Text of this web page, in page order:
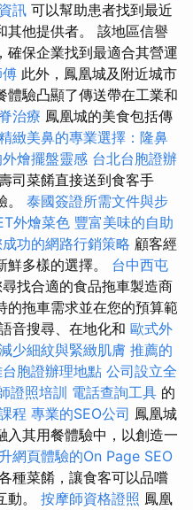
訊 可以幫助患者找到最近
其他提供者。 該地區信譽
確保企業找到最適合其營運
此外，鳳凰城及附近城市
體驗凸顯了傳送帶在工業和
治療 鳳凰城的美食包括傳
緻美鼻的專業選擇：隆鼻
燴擺盤靈感 台北台胞證辦
司菜餚直接送到食客手
。 泰國簽證所需文件與步
外燴菜色 豐富美味的自助
功的網路行銷策略 顧客經
多樣的選擇。 台中西屯
找合適的食品拖車製造商
的拖車需求並在您的預算範
音搜尋、在地化和 歐式外
少細紋與緊緻肌膚 推薦的
胞證辦理地點 公司設立全
證照培訓 電話查詢工具 的
程 專業的SEO公司 鳳凰城
入其用餐體驗中，以創造一
網頁體驗的On Page SEO
種菜餚，讓食客可以品嚐
動。 按摩師資格證照 鳳凰